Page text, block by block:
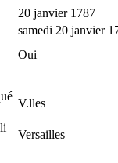
20 janvier 1787
samedi 20 janvier
Oui
V.lles
Versailles